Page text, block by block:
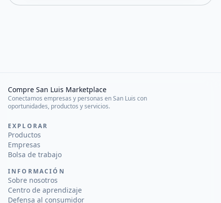
Compre San Luis Marketplace
Conectamos empresas y personas en San Luis con
oportunidades, productos y servicios.
EXPLORAR
Productos
Empresas
Bolsa de trabajo
INFORMACIÓN
Sobre nosotros
Centro de aprendizaje
Defensa al consumidor